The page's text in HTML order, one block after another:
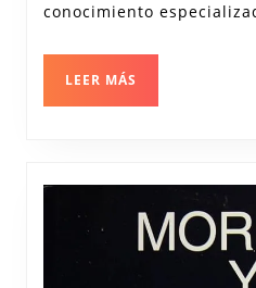
conocimiento
LEER MÁS